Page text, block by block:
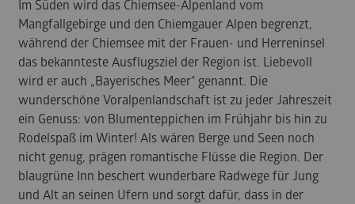
Im Süden wird das Chiemsee-Alpenland vom
Mangfallgebirge und den Chiemgauer Alpen begrenzt,
während der Chiemsee mit der Frauen- und Herreninsel
das bekannteste Ausflugsziel der Region ist. Liebevoll
wird er auch „Bayerisches Meer“ genannt. Die
wunderschöne Voralpenlandschaft ist zu jeder Jahreszeit
ein Genuss: von Blumenteppichen im Frühjahr bis hin zu
Rodelspaß im Winter! Als wären Berge und Seen noch
nicht genug, prägen romantische Flüsse die Region. Der
blaugrüne Inn beschert wunderbare Radwege für Jung
und Alt an seinen Ufern und sorgt dafür, dass in der